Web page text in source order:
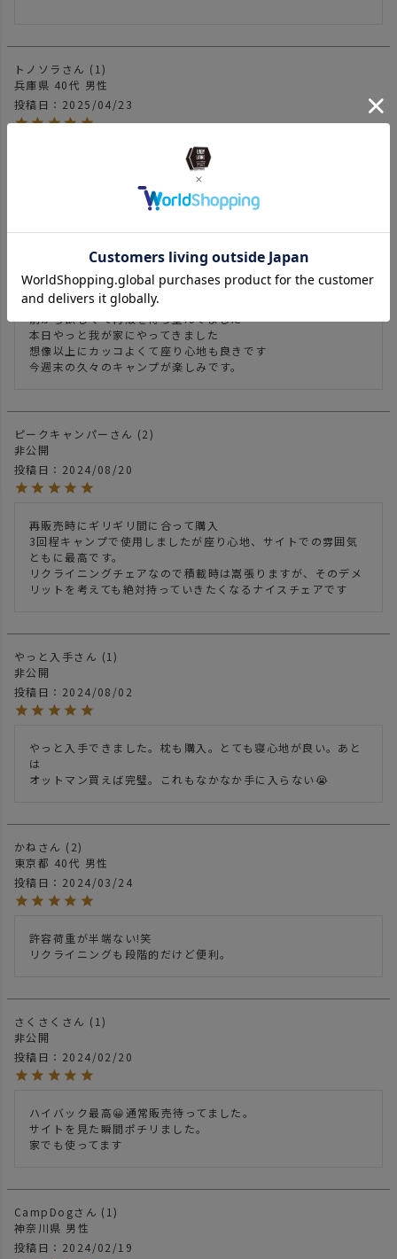
トノソラ
1
兵庫県 40代 男性
投稿日
2025/04/23
買えて満足、座って納得。早くキャンプで使いたい。
2025/04/20
前から欲しくて再販を待ち望んでました
本日やっと我が家にやってきました
想像以上にカッコよくて座り心地も良きです
今週末の久々のキャンプが楽しみです。
ピークキャンパー
2
非公開
投稿日
2024/08/20
再販売時にギリギリ間に合って購入
3回程キャンプで使用しましたが座り心地、サイトでの雰囲気
ともに最高です。
リクライニングチェアなので積載時は嵩張りますが、そのデメ
リットを考えても絶対持っていきたくなるナイスチェアです
やっと入手
1
非公開
投稿日
2024/08/02
やっと入手できました。枕も購入。とても寝心地が良い。あと
は
オットマン買えば完璧。これもなかなか手に入らない😭
かね
2
東京都 40代 男性
投稿日
2024/03/24
許容荷重が半端ない!笑
リクライニングも段階的だけど便利。
さくさく
1
非公開
投稿日
2024/02/20
ハイバック最高😀通常販売待ってました。
サイトを見た瞬間ポチリました。
家でも使ってます
CampDog
1
神奈川県 男性
投稿日
2024/02/19